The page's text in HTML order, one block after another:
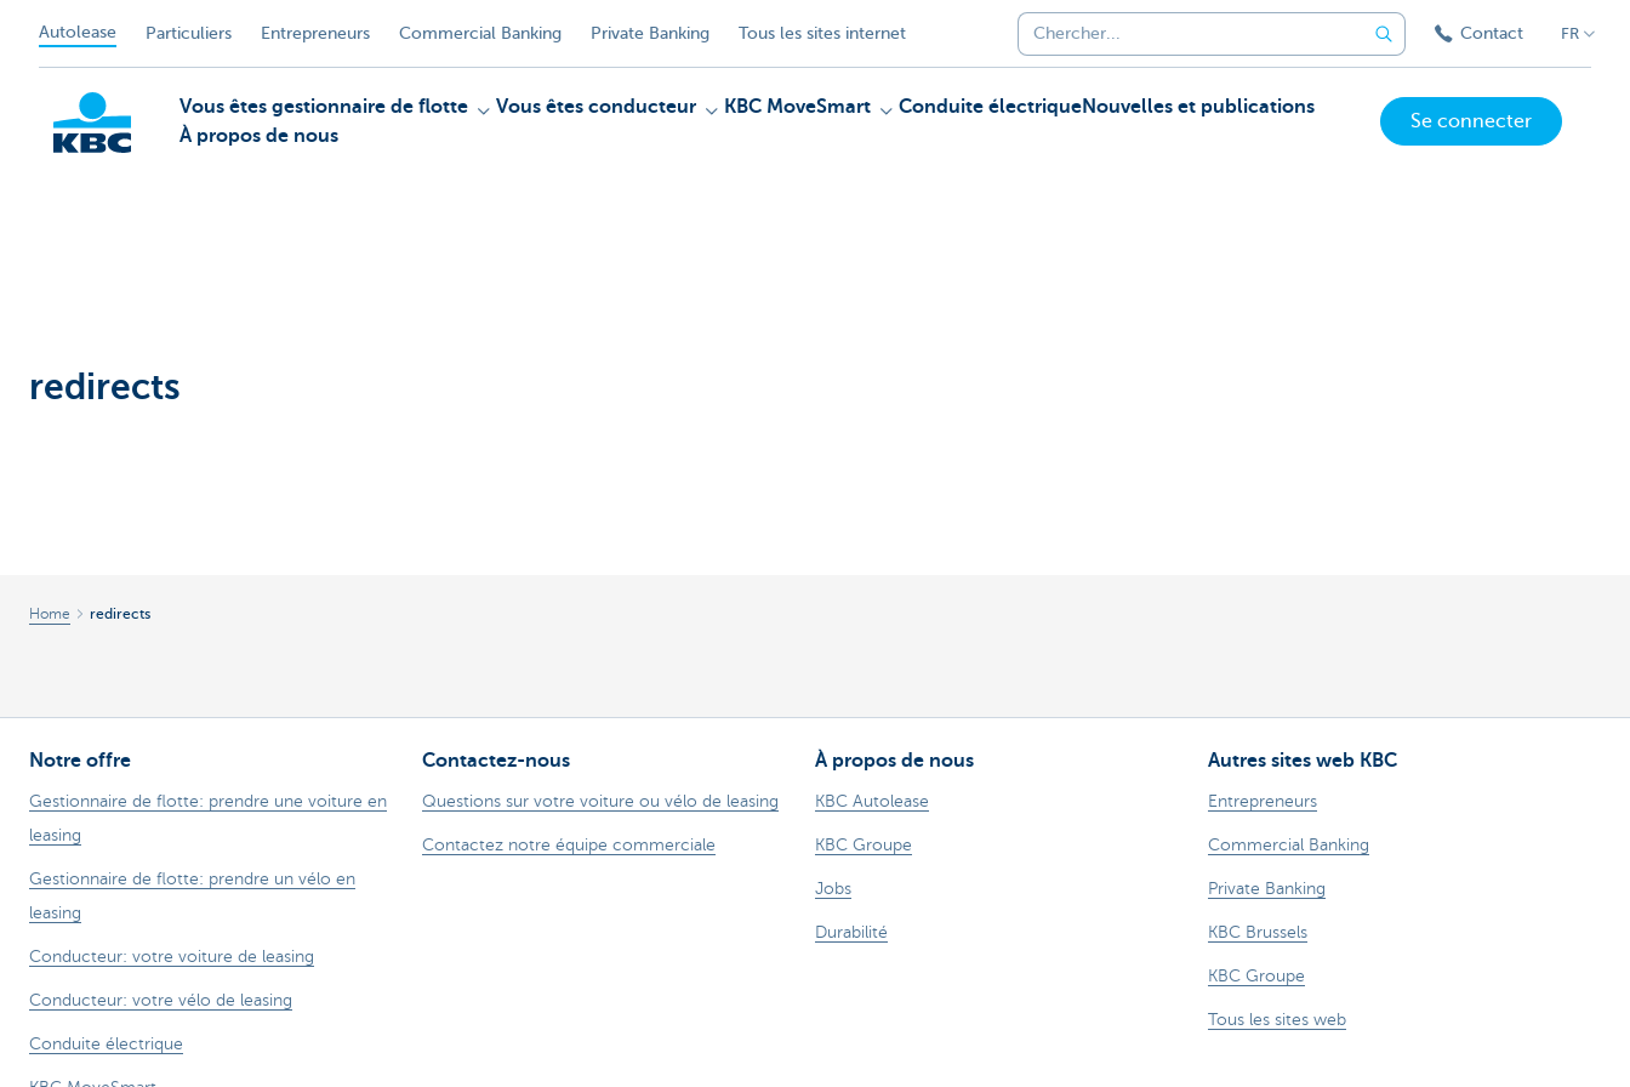
Autolease Particuliers Entrepreneurs Commercial Banking Private Banking Tous les sites internet Contact FR
Vous êtes gestionnaire de flotte Vous êtes conducteur KBC MoveSmart Conduite électriqueNouvelles et publications
À propos de nous
Se connecter
redirects
Home redirects
Notre offre
Gestionnaire de flotte: prendre une voiture en
leasing
Gestionnaire de flotte: prendre un vélo en
leasing
Conducteur: votre voiture de leasing
Conducteur: votre vélo de leasing
Conduite électrique
Contactez-nous
Questions sur votre voiture ou vélo de leasing
Contactez notre équipe commerciale
À propos de nous
KBC Autolease
KBC Groupe
Jobs
Durabilité
Autres sites web KBC
Entrepreneurs
Commercial Banking
Private Banking
KBC Brussels
KBC Groupe
Tous les sites web